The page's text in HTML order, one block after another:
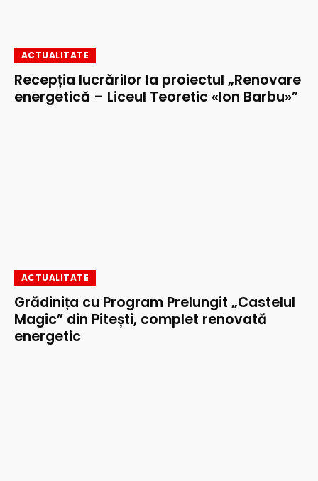
ACTUALITATE
Recepția lucrărilor la proiectul „Renovare
energetică – Liceul Teoretic «Ion Barbu»”
ACTUALITATE
Grădinița cu Program Prelungit „Castelul
Magic” din Pitești, complet renovată
energetic